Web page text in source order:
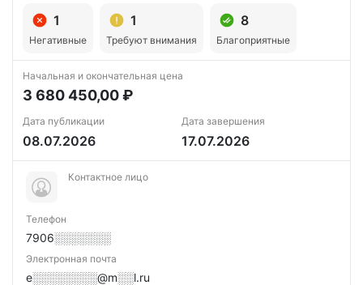
1
Негативные
1
Требуют внимания
8
Благоприятные
Начальная и окончательная цена
3 680 450,00 ₽
Дата публикации
08.07.2026
Дата завершения
17.07.2026
Контактное лицо
Телефон
7906░░░░░░░
Электронная почта
e░░░░░░░░@m░░l.ru